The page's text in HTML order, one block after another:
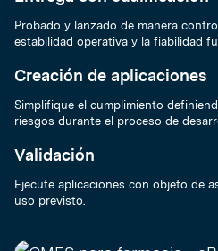
Probado y lanzado de manera
estabilidad operativa y la fiabilidad
Creación de aplicaciones
Simplifique el cumplimiento
riesgos durante el proceso de
Validación
Ejecute aplicaciones con objeto de
uso previsto.